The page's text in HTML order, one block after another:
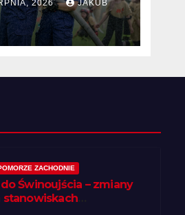
2026 JAKUB
ZACHODNIE
Świnoujścia – zmiany